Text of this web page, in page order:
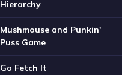
Hierarchy
Mushmouse and Punkin'
Puss Game
Go Fetch It